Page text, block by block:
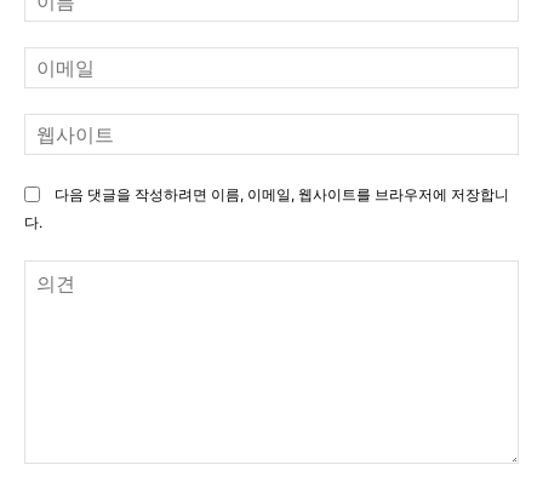
름
메
일
사
다음 댓글을 작성하려면 이름, 이메일, 웹사이트를 브라우저에 저장합니
다.